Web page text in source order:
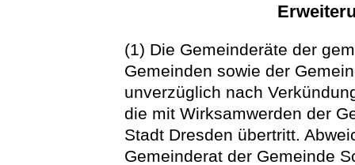
(1) Die Gemeinderäte der
Gemeinden sowie der
unverzüglich nach
die mit Wirksamwerden der
Stadt Dresden übertritt.
Gemeinderat der Gemeinde